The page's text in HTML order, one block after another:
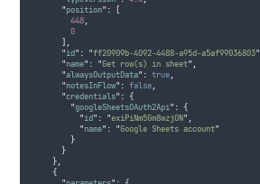
"position" :
[
448,
0
],
"id" : "ff20909b-4092-4488-a95d-a5af99036803"
"name" : "Get row(s) in sheet" ,
"alwaysOutputData" : true,
"notesInFlow" : false,
"credentials" : {
"googleSheetsOAuth2Api" : {
"id" : "exiPiNm5Gm8wzjON" ,
"name" : "Google Sheets account"
}
}
},
{